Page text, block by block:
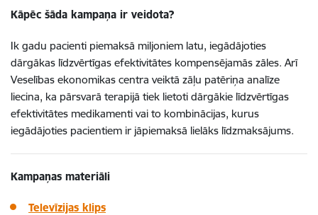
Kāpēc šāda kampaņa ir veidota?
Ik gadu pacienti piemaksā miljoniem latu, iegādājoties
dārgākas līdzvērtīgas efektivitātes kompensējamās zāles. Arī
Veselības ekonomikas centra veiktā zāļu patēriņa analīze
liecina, ka pārsvarā terapijā tiek lietoti dārgākie līdzvērtīgas
efektivitātes medikamenti vai to kombinācijas, kurus
iegādājoties pacientiem ir jāpiemaksā lielāks līdzmaksājums.
Kampaņas materiāli
Televīzijas klips